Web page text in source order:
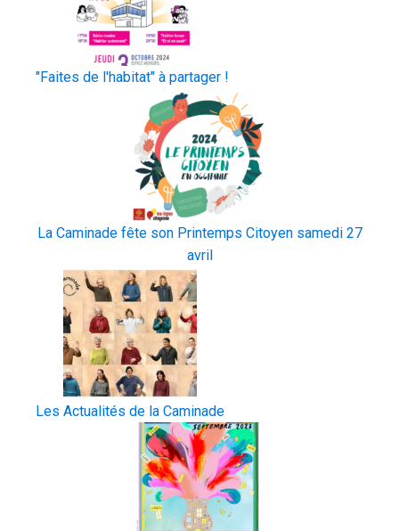
"Faites de l'habitat" à partager !
La Caminade fête son Printemps Citoyen samedi 27
avril
Les Actualités de la Caminade